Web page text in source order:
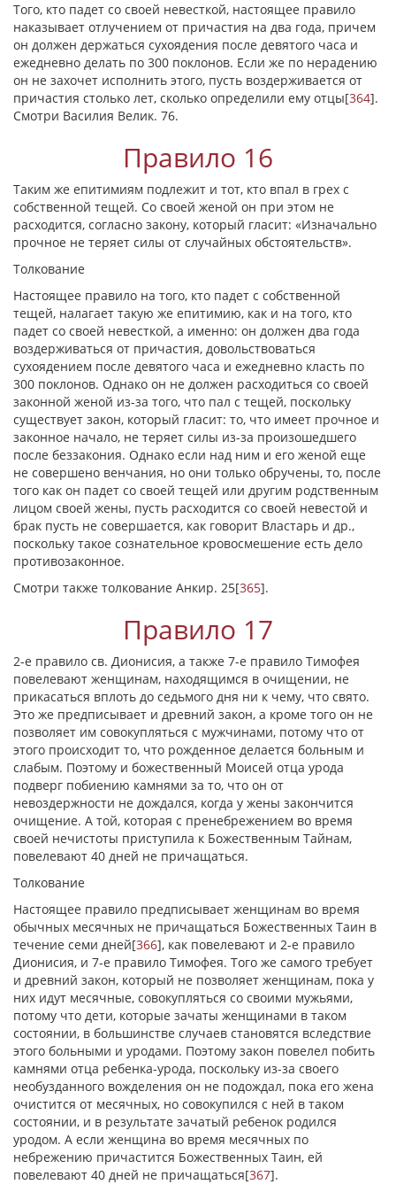
Того, кто падет со своей невесткой, настоящее правило
наказывает отлучением от причастия на два года, причем
он должен держаться сухоядения после девятого часа и
ежедневно делать по 300 поклонов. Если же по нерадению
он не захочет исполнить этого, пусть воздерживается от
причастия столько лет, сколько определили ему отцы[364].
Смотри Василия Велик. 76.
Правило 16
Таким же епитимиям подлежит и тот, кто впал в грех с
собственной тещей. Со своей женой он при этом не
расходится, согласно закону, который гласит: «Изначально
прочное не теряет силы от случайных обстоятельств».
Толкование
Настоящее правило на того, кто падет с собственной
тещей, налагает такую же епитимию, как и на того, кто
падет со своей невесткой, а именно: он должен два года
воздерживаться от причастия, довольствоваться
сухоядением после девятого часа и ежедневно класть по
300 поклонов. Однако он не должен расходиться со своей
законной женой из-за того, что пал с тещей, поскольку
существует закон, который гласит: то, что имеет прочное и
законное начало, не теряет силы из-за произошедшего
после беззакония. Однако если над ним и его женой еще
не совершено венчания, но они только обручены, то, после
того как он падет со своей тещей или другим родственным
лицом своей жены, пусть расходится со своей невестой и
брак пусть не совершается, как говорит Властарь и др.,
поскольку такое сознательное кровосмешение есть дело
противозаконное.
Смотри также толкование Анкир. 25[365].
Правило 17
2-е правило св. Дионисия, а также 7-е правило Тимофея
повелевают женщинам, находящимся в очищении, не
прикасаться вплоть до седьмого дня ни к чему, что свято.
Это же предписывает и древний закон, а кроме того он не
позволяет им совокупляться с мужчинами, потому что от
этого происходит то, что рожденное делается больным и
слабым. Поэтому и божественный Моисей отца урода
подверг побиению камнями за то, что он от
невоздержности не дождался, когда у жены закончится
очищение. А той, которая с пренебрежением во время
своей нечистоты приступила к Божественным Тайнам,
повелевают 40 дней не причащаться.
Толкование
Настоящее правило предписывает женщинам во время
обычных месячных не причащаться Божественных Таин в
течение семи дней[366], как повелевают и 2-е правило
Дионисия, и 7-е правило Тимофея. Того же самого требует
и древний закон, который не позволяет женщинам, пока у
них идут месячные, совокупляться со своими мужьями,
потому что дети, которые зачаты женщинами в таком
состоянии, в большинстве случаев становятся вследствие
этого больными и уродами. Поэтому закон повелел побить
камнями отца ребенка-урода, поскольку из-за своего
необузданного вожделения он не подождал, пока его жена
очистится от месячных, но совокупился с ней в таком
состоянии, и в результате зачатый ребенок родился
уродом. А если женщина во время месячных по
небрежению причастится Божественных Таин, ей
повелевают 40 дней не причащаться[367].